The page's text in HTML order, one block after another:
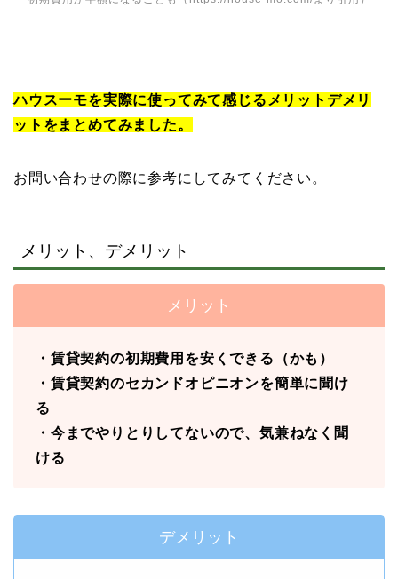
ハウスーモを実際に使ってみて感じるメリットデメリ
ットをまとめてみました。
お問い合わせの際に参考にしてみてください。
メリット、デメリット
メリット
・賃貸契約の初期費用を安くできる（かも）
・賃貸契約のセカンドオピニオンを簡単に聞け
る
・今までやりとりしてないので、気兼ねなく聞
ける
デメリット